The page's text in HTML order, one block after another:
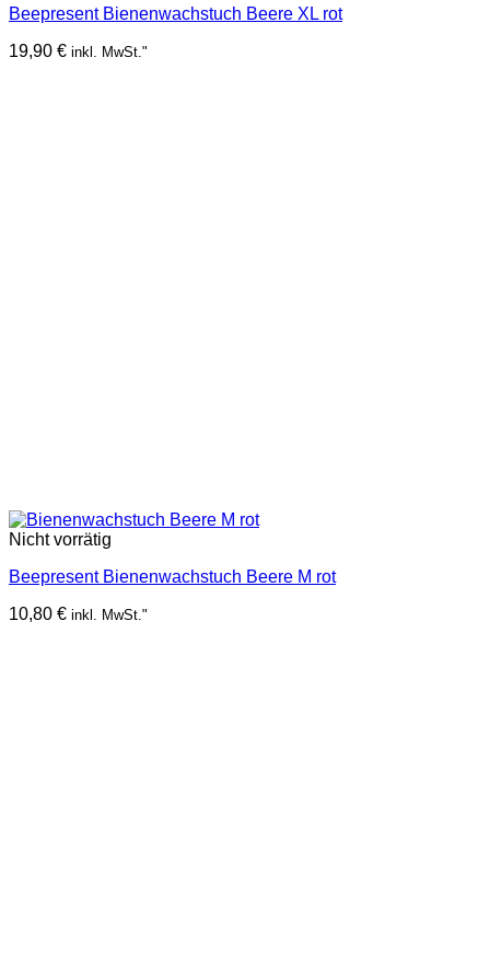
Beepresent Bienenwachstuch Beere XL rot
19,90 € inkl. MwSt."
Nicht vorrätig
Beepresent Bienenwachstuch Beere M rot
10,80 € inkl. MwSt."